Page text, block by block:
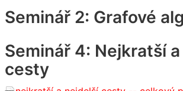
Seminář 2: Grafové
Seminář 4: Nejkratší
cesty